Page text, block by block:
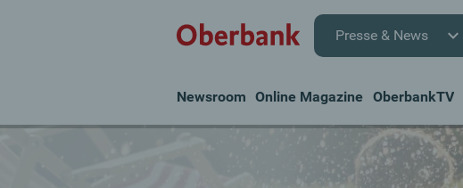
Presse & News
Newsroom Online Magazine OberbankTV